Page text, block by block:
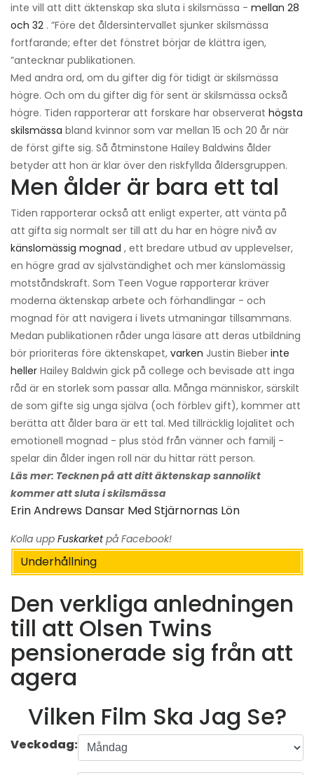
inte vill att ditt äktenskap ska sluta i skilsmässa - mellan 28
och 32 . ”Före det åldersintervallet sjunker skilsmässa
fortfarande; efter det fönstret börjar de klättra igen,
”antecknar publikationen.
Med andra ord, om du gifter dig för tidigt är skilsmässa
högre. Och om du gifter dig för sent är skilsmässa också
högre. Tiden rapporterar att forskare har observerat högsta
skilsmässa bland kvinnor som var mellan 15 och 20 år när
de först gifte sig. Så åtminstone Hailey Baldwins ålder
betyder att hon är klar över den riskfyllda åldersgruppen.
Men ålder är bara ett tal
Tiden rapporterar också att enligt experter, att vänta på
att gifta sig normalt ser till att du har en högre nivå av
känslomässig mognad , ett bredare utbud av upplevelser,
en högre grad av självständighet och mer känslomässig
motståndskraft. Som Teen Vogue rapporterar kräver
moderna äktenskap arbete och förhandlingar - och
mognad för att navigera i livets utmaningar tillsammans.
Medan publikationen råder unga läsare att deras utbildning
bör prioriteras före äktenskapet, varken Justin Bieber inte
heller Hailey Baldwin gick på college och bevisade att inga
råd är en storlek som passar alla. Många människor, särskilt
de som gifte sig unga själva (och förblev gift), kommer att
berätta att ålder bara är ett tal. Med tillräcklig lojalitet och
emotionell mognad - plus stöd från vänner och familj -
spelar din ålder ingen roll när du hittar rätt person.
Läs mer: Tecknen på att ditt äktenskap sannolikt
kommer att sluta i skilsmässa
Erin Andrews Dansar Med Stjärnornas Lön
Kolla upp Fuskarket på Facebook!
Underhållning
Den verkliga anledningen
till att Olsen Twins
pensionerade sig från att
agera
Vilken Film Ska Jag Se?
Veckodag: